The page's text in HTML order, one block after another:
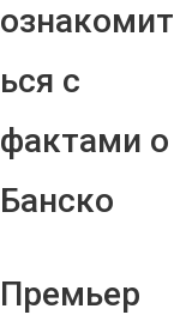
ознакомит
ься с
фактами о
Банско
Премьер